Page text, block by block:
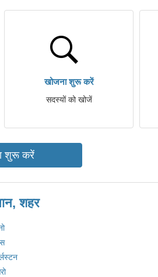
खोजना शुरू करें
सदस्यों को खोजें
शुरू करें
शहर